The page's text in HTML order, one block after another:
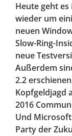
Heute geht
wieder um
neuen
Slow-Ring-
neue
Außerdem
2.2
Kopfgeldjagd
2016
Und
Party der